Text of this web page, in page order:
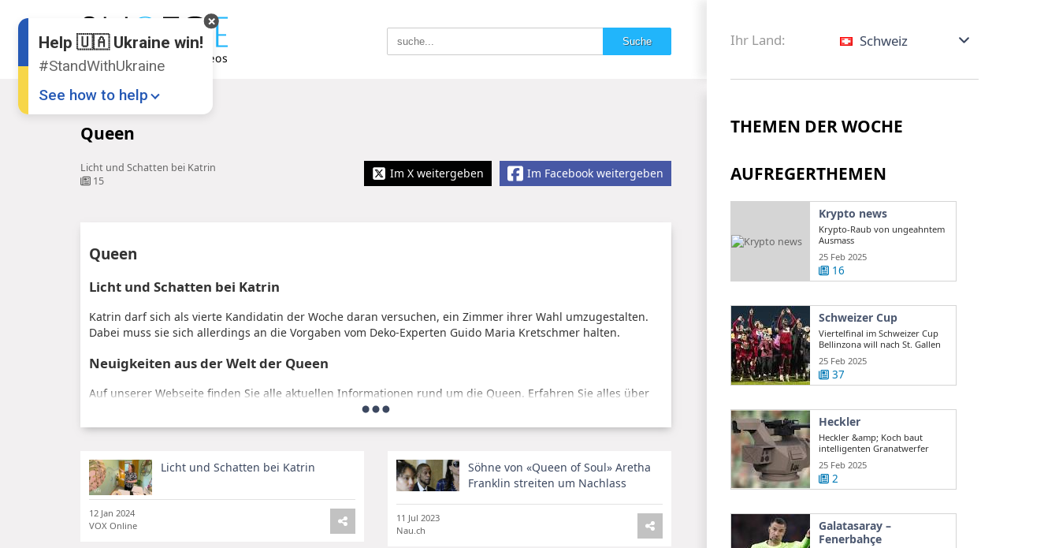
Ihr Land: Schweiz
Queen
Licht und Schatten bei Katrin
15
Im Facebook weitergeben
Im X weitergeben
Queen
Licht und Schatten bei Katrin
Katrin darf sich als vierte Kandidatin der Woche daran versuchen, ein Zimmer ihrer Wahl umzugestalten.
Dabei muss sie sich allerdings an die Vorgaben vom Deko-Experten Guido Maria Kretschmer halten.
Neuigkeiten aus der Welt der Queen
Auf unserer Webseite finden Sie alle aktuellen Informationen rund um die Queen. Erfahren Sie alles über
ihre neuesten Projekte, Auftritte und Ereignisse. Wir halten Sie stets auf dem Laufenden und liefern Ihnen
spannende Hintergrundinformationen.
Die Queen und die Mode
Die Queen ist nicht nur für ihre königlichen Pflichten bekannt, sondern auch für ihren einzigartigen Stil.
Erfahren Sie bei uns, welche Designer die Queen bevorzugt und wie sie ihren Look gekonnt in Szene setzt.
Tauchen Sie ein in die glamouröse Welt der königlichen Mode.
Licht und Schatten bei Katrin
12 Jan 2024
VOX Online
Söhne von «Queen of Soul» Aretha
Franklin streiten um Nachlass
11 Jul 2023
Nau.ch
THEMEN DER WOCHE
AUFREGERTHEMEN
Krypto news
Krypto-Raub von ungeahntem
Ausmass
25 Feb 2025
16
Schweizer Cup
Viertelfinal im Schweizer Cup
Bellinzona will nach St. Gallen
auch ...
25 Feb 2025
37
Heckler
Heckler &amp; Koch baut
intelligenten Granatwerfer
gegen Drohnen
25 Feb 2025
2
Galatasaray –
Fenerbahçe
Help 🇺🇦 Ukraine win!
#StandWithUkraine
See how to help